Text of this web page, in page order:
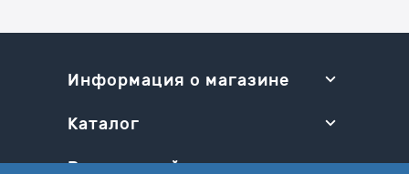
Информация о магазине
Каталог
Разделы сайта